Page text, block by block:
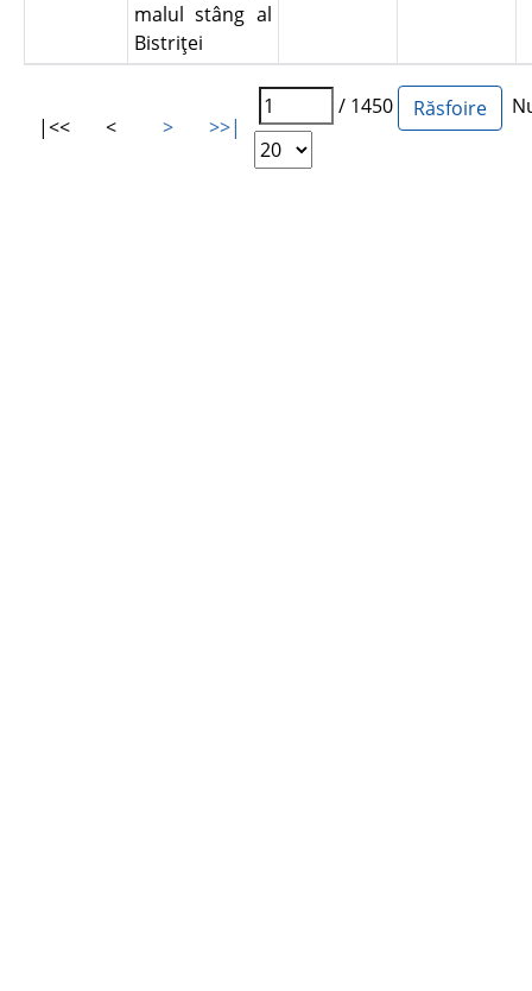
malul stâng al
Bistriţei
|<< < > >>|
/ 1450